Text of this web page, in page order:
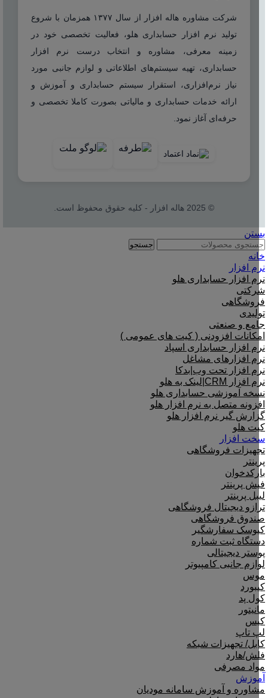
شرکت مشاوره هاله افزار از سال ۱۳۷۷ همزمان با شروع
تولید نرم افزار حسابداری هلو، فعالیت تخصصی خود در
زمینه معرفی، مشاوره و انتخاب درست نرم افزار
حسابداری، تهیه سیستم‌های اطلاعاتی و لوازم جانبی مورد
نیاز نرم‌افزاری، استقرار سیستم حسابداری و آموزش و
ارائه خدمات حسابداری و مالیاتی بصورت کاملا تخصصی و
حرفه‌ای آغاز نمود.
© 2025 هاله افزار - کلیه حقوق محفوظ است.
بستن
جستجو
خانه
نرم افزار
نرم افزار حسابداری هلو
شرکتی
فروشگاهی
تولیدی
جامع و صنعتی
امکانات افزودنی ( کیت های عمومی )
نرم افزار حسابداری اسپاد
نرم افزارهای مشاغل
نرم افزار تحت وب|بدکا
نرم افزار CRM|لینک به هلو
نسخه آموزشی حسابداری هلو
افزونه متصل به نرم افزار هلو
گزارش گیر نرم افزار هلو
کیت هلو
سخت افزار
تجهیزات فروشگاهی
پرینتر
بارکدخوان
فیش پرینتر
لیبل پرینتر
ترازو دیجیتال فروشگاهی
صندوق فروشگاهی
کیوسک سفارشگیر
دستگاه ثبت شماره
پوستر دیجیتالی
لوازم جانبی کامپیوتر
موس
کیبورد
کول پد
مانیتور
کیس
لپ تاپ
کابل/ تجهیزات شبکه
فلش/هارد
مواد مصرفی
آموزش
مشاوره و آموزش سامانه مودیان